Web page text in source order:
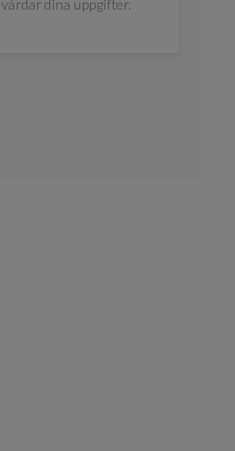
dina uppgifter.